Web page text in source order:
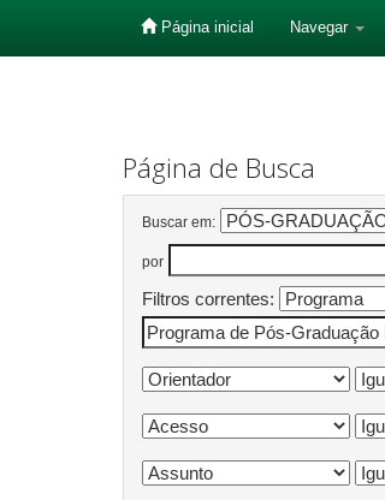
Página inicial Navegar
Página de Busca
Buscar em:
por
Filtros correntes: